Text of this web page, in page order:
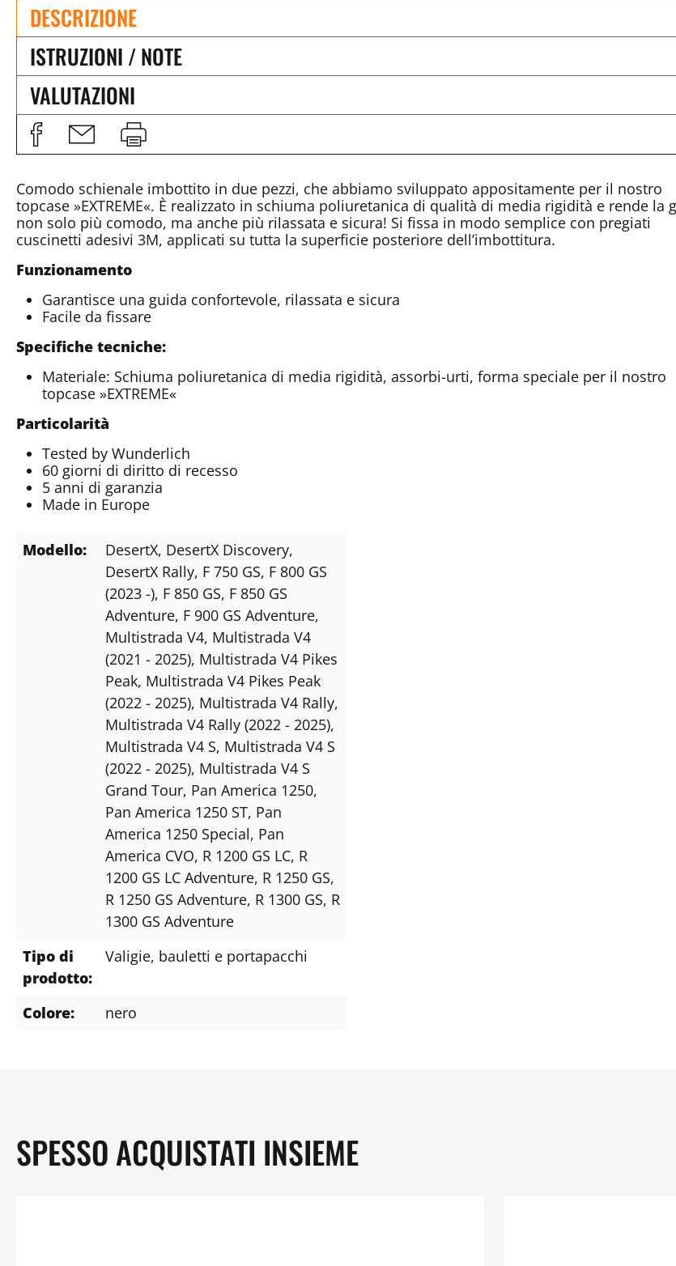
DESCRIZIONE
ISTRUZIONI / NOTE
VALUTAZIONI
Comodo schienale imbottito in due pezzi, che abbiamo sviluppato appositamente per il nostro
topcase »EXTREME«. È realizzato in schiuma poliuretanica di qualità di media rigidità e rende la
non solo più comodo, ma anche più rilassata e sicura! Si fissa in modo semplice con pregiati
cuscinetti adesivi 3M, applicati su tutta la superficie posteriore dell’imbottitura.
Funzionamento
Garantisce una guida confortevole, rilassata e sicura
Facile da fissare
Specifiche tecniche:
Materiale: Schiuma poliuretanica di media rigidità, assorbi-urti, forma speciale per il nostro
topcase »EXTREME«
Particolarità
Tested by Wunderlich
60 giorni di diritto di recesso
5 anni di garanzia
Made in Europe
Modello: DesertX, DesertX Discovery,
DesertX Rally, F 750 GS, F 800 GS
(2023 -), F 850 GS, F 850 GS
Adventure, F 900 GS Adventure,
Multistrada V4, Multistrada V4
(2021 - 2025), Multistrada V4 Pikes
Peak, Multistrada V4 Pikes Peak
(2022 - 2025), Multistrada V4 Rally,
Multistrada V4 Rally (2022 - 2025),
Multistrada V4 S, Multistrada V4 S
(2022 - 2025), Multistrada V4 S
Grand Tour, Pan America 1250,
Pan America 1250 ST, Pan
America 1250 Special, Pan
America CVO, R 1200 GS LC, R
1200 GS LC Adventure, R 1250 GS,
R 1250 GS Adventure, R 1300 GS, R
1300 GS Adventure
Tipo di
prodotto:
Valigie, bauletti e portapacchi
Colore: nero
SPESSO ACQUISTATI INSIEME